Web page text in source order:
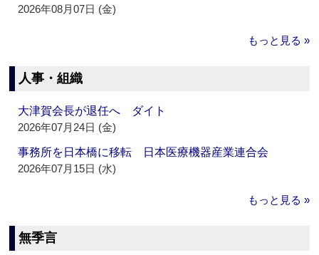
2026年08月07日 (金)
もっと見る »
人事・組織
大津賀会長が退任へ ダイト
2026年07月24日 (金)
事務所を日本橋に移転 日本医療機器産業連合会
2026年07月15日 (水)
もっと見る »
無季言